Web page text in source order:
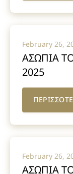
February 26,
ΑΣΩΠΙΑ
2025
February 26,
ΑΣΩΠΙΑ